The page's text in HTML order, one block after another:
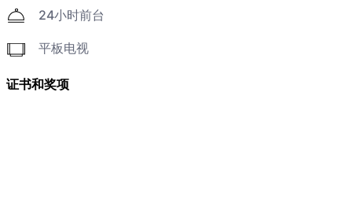
24小时前台
平板电视
证书和奖项